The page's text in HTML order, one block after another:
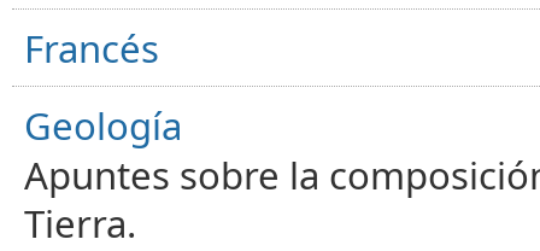
Francés
Geología
Apuntes sobre la
Tierra.